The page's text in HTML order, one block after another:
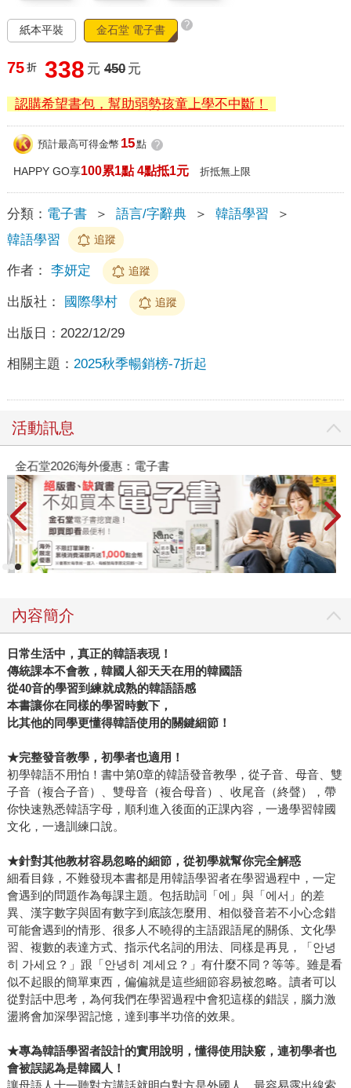
紙本平裝 金石堂 電子書 ?
75 折 338 元 450 元
認購希望書包，幫助弱勢孩童上學不中斷！
預計最高可得金幣 15點 ?
HAPPY GO享100累1點 4點抵1元 折抵無上限
分類： 電子書 ＞ 語言/字辭典 ＞ 韓語學習
＞
韓語學習
追蹤
作者： 李妍定 追蹤
出版社： 國際學村 追蹤
出版日： 2022/12/29
相關主題： 2025秋季暢銷榜-7折起
活動訊息
金石堂2026海外優惠：電子書
內容簡介
日常生活中，真正的韓語表現！
傳統課本不會教，韓國人卻天天在用的韓國語
從40音的學習到練就成熟的韓語語感
本書讓你在同樣的學習時數下，
比其他的同學更懂得韓語使用的關鍵細節！
★完整發音教學，初學者也適用！
初學韓語不用怕！書中第0章的韓語發音教學，從子音、母音、雙
子音（複合子音）、雙母音（複合母音）、收尾音（終聲），帶
你快速熟悉韓語字母，順利進入後面的正課內容，一邊學習韓國
文化，一邊訓練口說。
★針對其他教材容易忽略的細節，從初學就幫你完全解惑
細看目錄，不難發現本書都是用韓語學習者在學習過程中，一定
會遇到的問題作為每課主題。包括助詞「에」與「에서」的差
異、漢字數字與固有數字到底該怎麼用、相似發音若不小心念錯
可能會遇到的情形、很多人不曉得的主語跟語尾的關係、文化學
習、複數的表達方式、指示代名詞的用法、同樣是再見，「안녕
히 가세요？」跟「안녕히 계세요？」有什麼不同？等等。雖是看
似不起眼的簡單東西，偏偏就是這些細節容易被忽略。讀者可以
從對話中思考，為何我們在學習過程中會犯這樣的錯誤，腦力激
盪將會加深學習記憶，達到事半功倍的效果。
★專為韓語學習者設計的實用說明，懂得使用訣竅，連初學者也
會被誤認為是韓國人！
讓母語人士一聽對方講話就明白對方是外國人，最容易露出線索